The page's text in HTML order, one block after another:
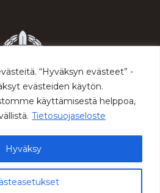
“Hyväksyn evästeet” -
evästeiden käytön.
käyttämisestä helppoa,
Tietosuojaseloste
Hyväksy
rauhan keskus Muisti